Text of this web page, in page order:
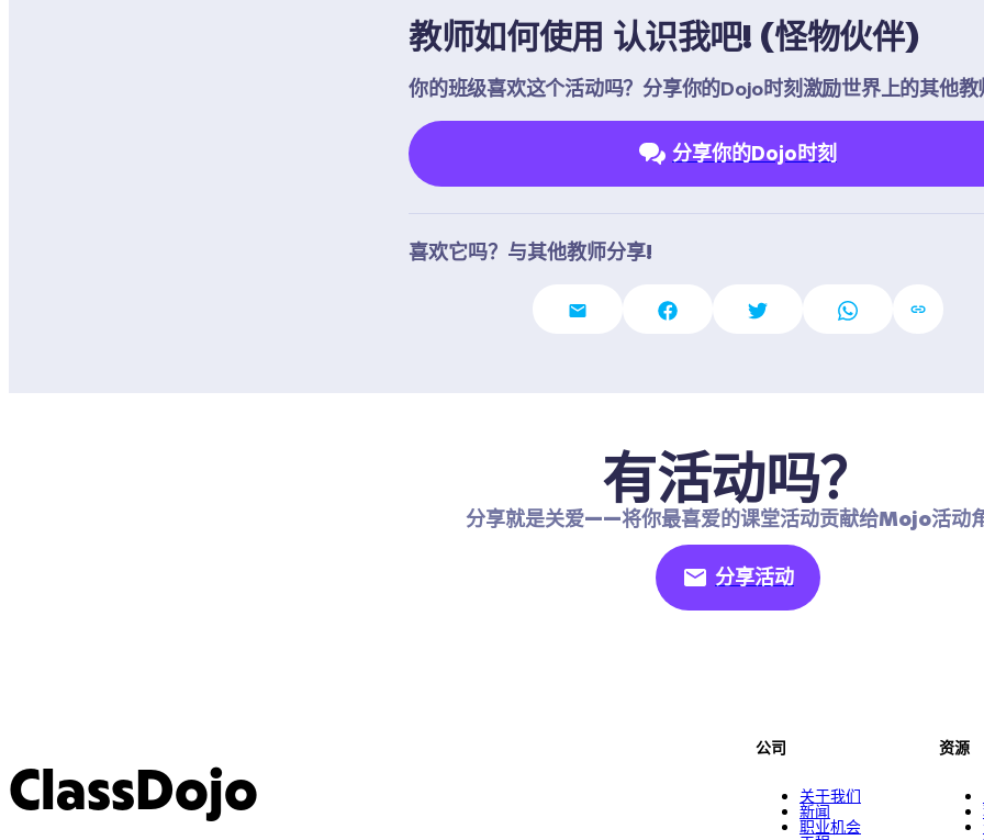
教师如何使用 认识我吧! (怪物伙伴)
你的班级喜欢这个活动吗？分享你的Dojo时刻激励世界上的其他教
分享你的Dojo时刻
喜欢它吗？与其他教师分享!
有活动吗？
分享就是关爱——将你最喜爱的课堂活动贡献给Mojo活动
分享活动
ClassDojo
公司
关于我们
新闻
职业机会
资源